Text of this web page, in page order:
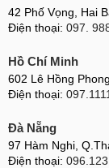
mạnh làm
Người
trong balo,
nhọn. Khi di
những vết
Thường
bằng các
42 Phố Vọng, Hai
Điện thoại: 097.
Hồ Chí Minh
602 Lê Hồng
Điện thoại:
Đà Nẵng
97 Hàm Nghi,
Điện thoại: